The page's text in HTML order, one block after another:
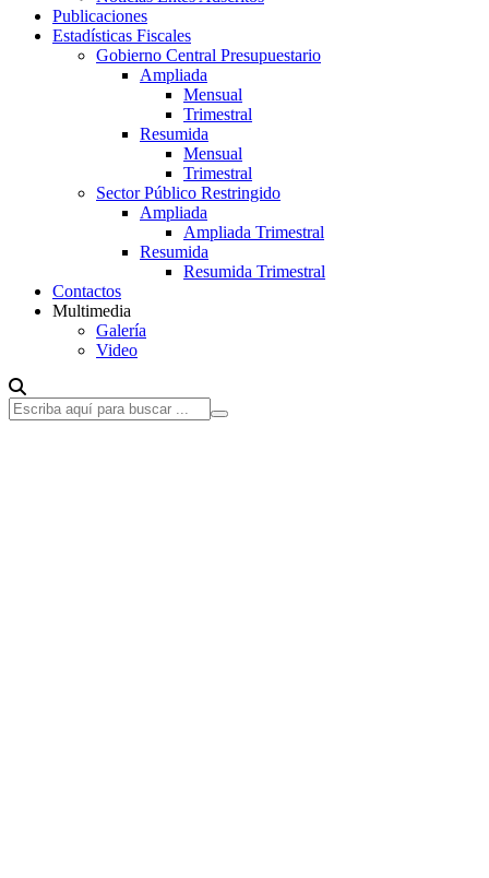
Publicaciones
Estadísticas Fiscales
Gobierno Central Presupuestario
Ampliada
Mensual
Trimestral
Resumida
Mensual
Trimestral
Sector Público Restringido
Ampliada
Ampliada Trimestral
Resumida
Resumida Trimestral
Contactos
Multimedia
Galería
Video